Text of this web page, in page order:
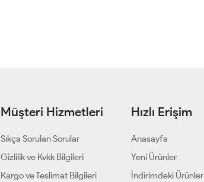
Müşteri Hizmetleri
Sıkça Sorulan Sorular
Gizlilik ve Kvkk Bilgileri
Kargo ve Teslimat Bilgileri
Hızlı Erişim
Anasayfa
Yeni Ürünler
İndirimdeki Ürünler